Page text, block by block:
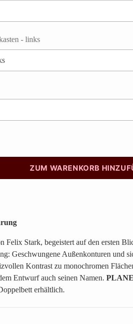
- links
ZUM WARENKORB
Felix Stark, begeistert auf den ersten
Geschwungene Außenkonturen und
Kontrast zu monochromen
Entwurf auch seinen Namen. PLANE
erhältlich.